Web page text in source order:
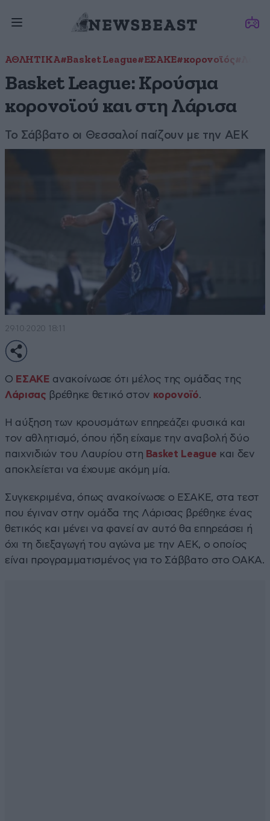
ΑΘΛΗΤΙΚΑ#Basket League#ΕΣΑΚΕ#κορονοϊός
Basket League: Κρούσμα
κορονοϊού και στη Λάρισα
Το Σάββατο οι Θεσσαλοί παίζουν με την ΑΕΚ
29·10·2020 18:11
Ο ΕΣΑΚΕ ανακοίνωσε ότι μέλος της ομάδας της
Λάρισας βρέθηκε θετικό στον κορονοϊό.
Η αύξηση των κρουσμάτων επηρεάζει φυσικά και
τον αθλητισμό, όπου ήδη είχαμε την αναβολή δύο
παιχνιδιών του Λαυρίου στη Basket League και δεν
αποκλείεται να έχουμε ακόμη μία.
Συγκεκριμένα, όπως ανακοίνωσε ο ΕΣΑΚΕ, στα τεστ
που έγιναν στην ομάδα της Λάρισας βρέθηκε ένας
θετικός και μένει να φανεί αν αυτό θα επηρεάσει ή
όχι τη διεξαγωγή του αγώνα με την ΑΕΚ, ο οποίος
είναι προγραμματισμένος για το Σάββατο στο ΟΑΚΑ.